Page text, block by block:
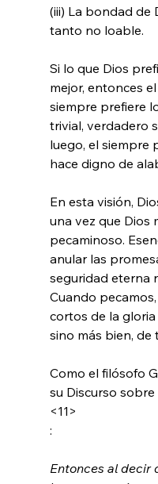
(iii) La bondad de
tanto no loable.
Si lo que Dios
mejor, entonces
siempre prefiere
trivial, verdadero
luego, el siempre
hace digno de
En esta visión,
una vez que Dios
pecaminoso.
anular las
seguridad eterna
Cuando
cortos de la gloria
sino más bien, de
Como el filósofo
su Discurso
<11>
Entonces al decir